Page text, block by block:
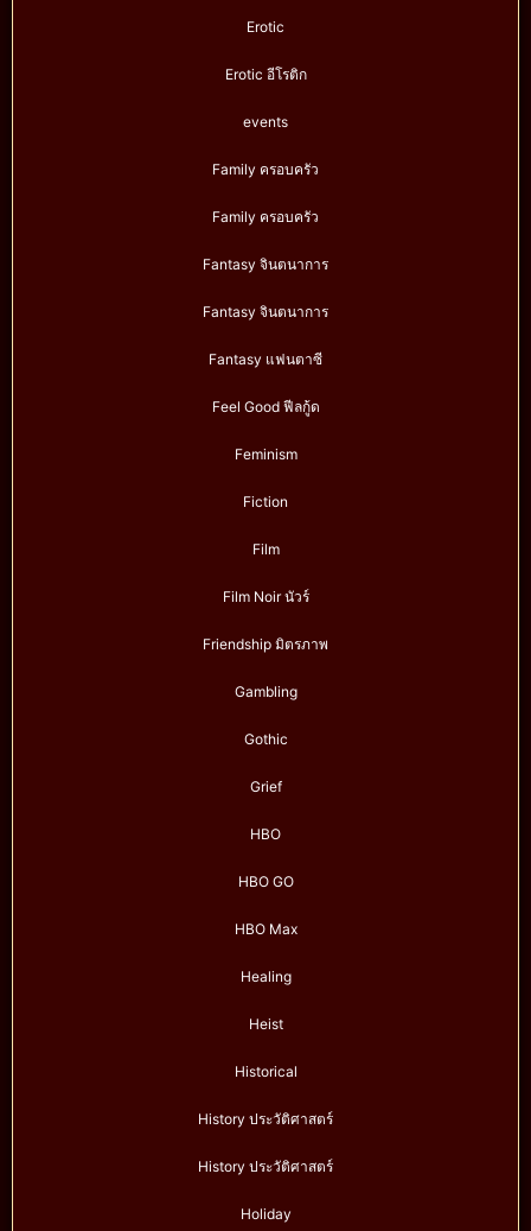
Erotic
Erotic อีโรติก
events
Family ครอบครัว
Family ครอบครัว
Fantasy จินตนาการ
Fantasy จินตนาการ
Fantasy แฟนตาซี
Feel Good ฟีลกู้ด
Feminism
Fiction
Film
Film Noir นัวร์
Friendship มิตรภาพ
Gambling
Gothic
Grief
HBO
HBO GO
HBO Max
Healing
Heist
Historical
History ประวัติศาสตร์
History ประวัติศาสตร์
Holiday